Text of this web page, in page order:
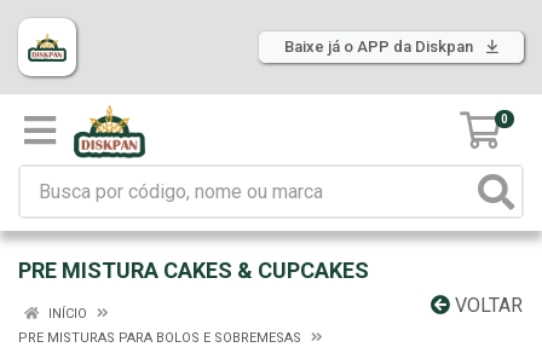
Baixe já o APP da Diskpan
0
PRE MISTURA CAKES & CUPCAKES
VOLTAR
INÍCIO
PRE MISTURAS PARA BOLOS E SOBREMESAS